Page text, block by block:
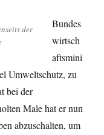
der
Bundes
wirtsch
aftsmini
Umweltschutz, zu
bei der
Male hat er nun
abzuschalten, um